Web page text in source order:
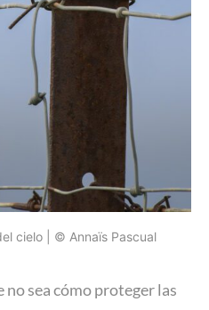
cielo | © Annaïs Pascual
sea cómo proteger las